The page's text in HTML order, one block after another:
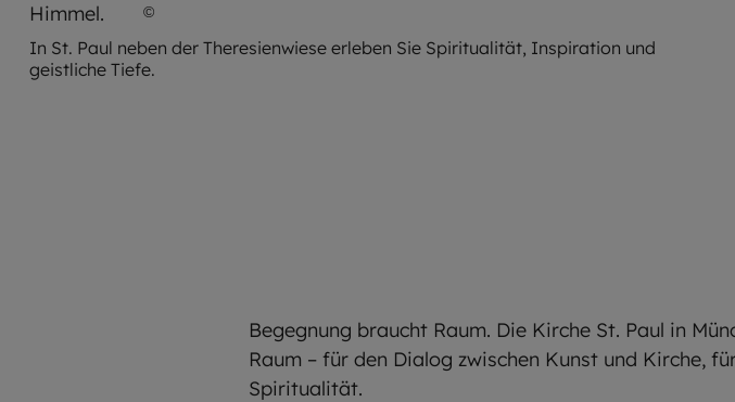
©
In St. Paul neben der Theresienwiese erleben Sie Spiritualität, Inspiration und
geistliche Tiefe.
Begegnung braucht Raum. Die Kirche St. Paul in
Raum – für den Dialog zwischen Kunst und Kirche,
Spiritualität.